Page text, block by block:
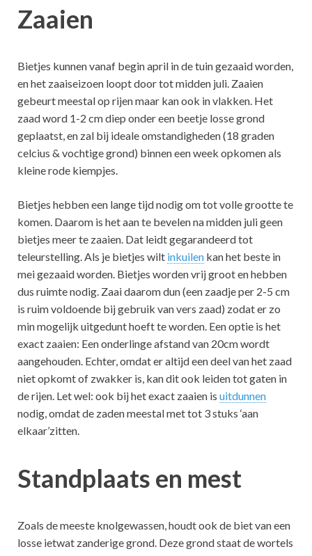
Zaaien
Bietjes kunnen vanaf begin april in de tuin gezaaid worden,
en het zaaiseizoen loopt door tot midden juli. Zaaien
gebeurt meestal op rijen maar kan ook in vlakken. Het
zaad word 1-2 cm diep onder een beetje losse grond
geplaatst, en zal bij ideale omstandigheden (18 graden
celcius & vochtige grond) binnen een week opkomen als
kleine rode kiempjes.
Bietjes hebben een lange tijd nodig om tot volle grootte te
komen. Daarom is het aan te bevelen na midden juli geen
bietjes meer te zaaien. Dat leidt gegarandeerd tot
teleurstelling. Als je bietjes wilt inkuilen kan het beste in
mei gezaaid worden. Bietjes worden vrij groot en hebben
dus ruimte nodig. Zaai daarom dun (een zaadje per 2-5 cm
is ruim voldoende bij gebruik van vers zaad) zodat er zo
min mogelijk uitgedunt hoeft te worden. Een optie is het
exact zaaien: Een onderlinge afstand van 20cm wordt
aangehouden. Echter, omdat er altijd een deel van het zaad
niet opkomt of zwakker is, kan dit ook leiden tot gaten in
de rijen. Let wel: ook bij het exact zaaien is uitdunnen
nodig, omdat de zaden meestal met tot 3 stuks ‘aan
elkaar’zitten.
Standplaats en mest
Zoals de meeste knolgewassen, houdt ook de biet van een
losse ietwat zanderige grond. Deze grond staat de wortels